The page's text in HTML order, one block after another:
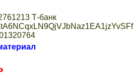
Т-банк